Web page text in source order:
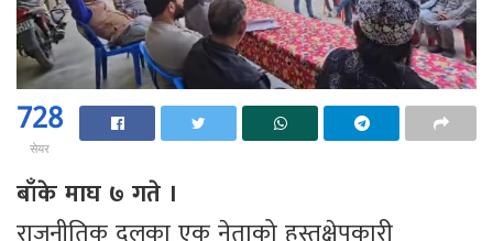
728
सेयर
बाँके माघ ७ गते ।